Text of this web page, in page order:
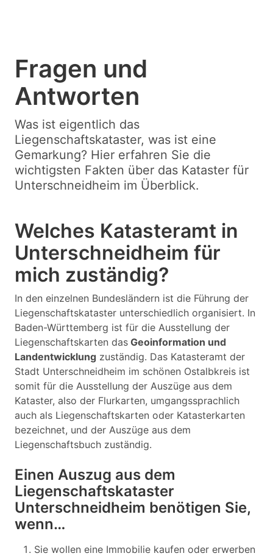
Fragen und
Antworten
Was ist eigentlich das
Liegenschaftskataster, was ist eine
Gemarkung? Hier erfahren Sie die
wichtigsten Fakten über das Kataster für
Unterschneidheim im Überblick.
Welches Katasteramt in
Unterschneidheim für
mich zuständig?
In den einzelnen Bundesländern ist die Führung der
Liegenschaftskataster unterschiedlich organisiert. In
Baden-Württemberg ist für die Ausstellung der
Liegenschaftskarten das Geoinformation und
Landentwicklung zuständig. Das Katasteramt der
Stadt Unterschneidheim im schönen Ostalbkreis ist
somit für die Ausstellung der Auszüge aus dem
Kataster, also der Flurkarten, umgangssprachlich
auch als Liegenschaftskarten oder Katasterkarten
bezeichnet, und der Auszüge aus dem
Liegenschaftsbuch zuständig.
Einen Auszug aus dem
Liegenschaftskataster
Unterschneidheim benötigen Sie,
wenn…
Sie wollen eine Immobilie kaufen oder erwerben